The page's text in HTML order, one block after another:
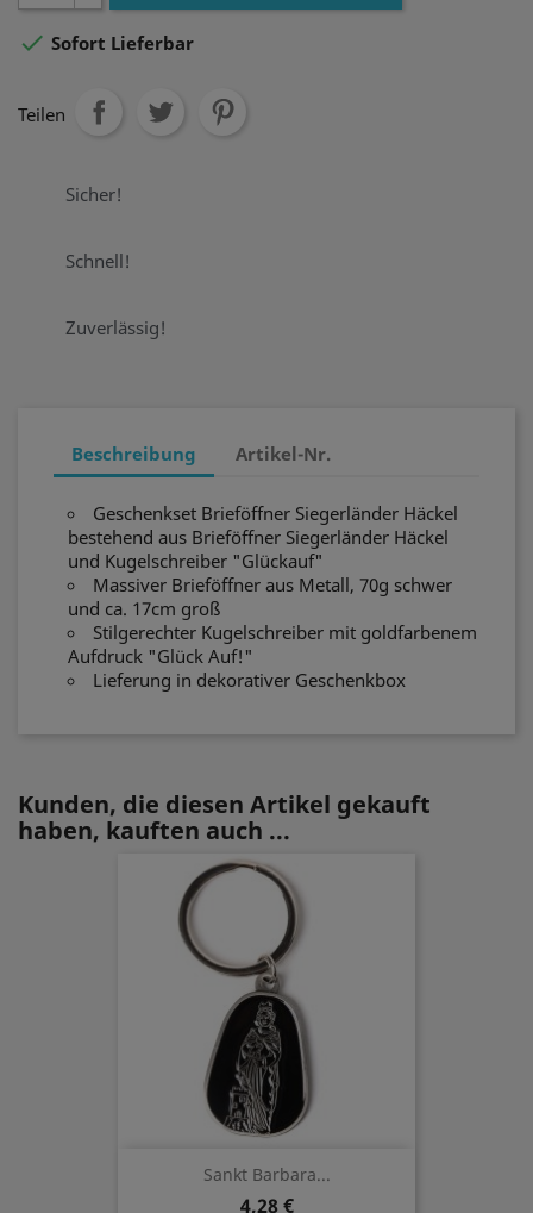
 Sofort Lieferbar
Teilen
Sicher!
Schnell!
Zuverlässig!
Beschreibung Artikel-Nr.
Geschenkset Brieföffner Siegerländer Häckel
bestehend aus Brieföffner Siegerländer Häckel
und Kugelschreiber "Glückauf"
Massiver Brieföffner aus Metall, 70g schwer
und ca. 17cm groß
Stilgerechter Kugelschreiber mit goldfarbenem
Aufdruck "Glück Auf!"
Lieferung in dekorativer Geschenkbox
Kunden, die diesen Artikel gekauft
haben, kauften auch ...
Sankt Barbara...
4,28 €